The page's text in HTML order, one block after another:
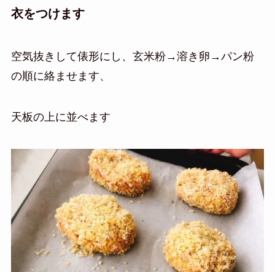
衣をつけます
空気抜きして俵形にし、玄米粉→溶き卵→パン粉
の順に絡ませます、
天板の上に並べます